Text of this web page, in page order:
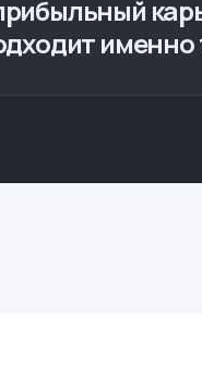
именно